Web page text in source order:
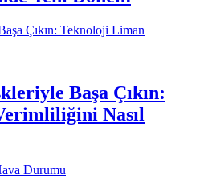
Başa Çıkın:
Nasıl
Durumu